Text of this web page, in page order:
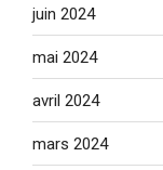
juin 2024
mai 2024
avril 2024
mars 2024